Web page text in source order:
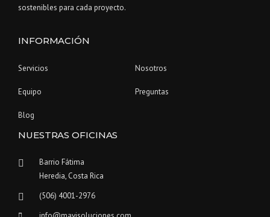
sostenibles para cada proyecto.
INFORMACIÓN
Servicios Nosotros
Equipo Preguntas
Blog
NUESTRAS OFICINAS
Barrio Fátima
Heredia, Costa Rica
(506) 4001-2976